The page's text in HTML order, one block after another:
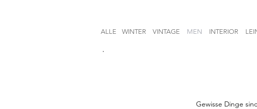
MEN
ALLE WINTER VINTAGE INTERIOR
Gewisse Dinge